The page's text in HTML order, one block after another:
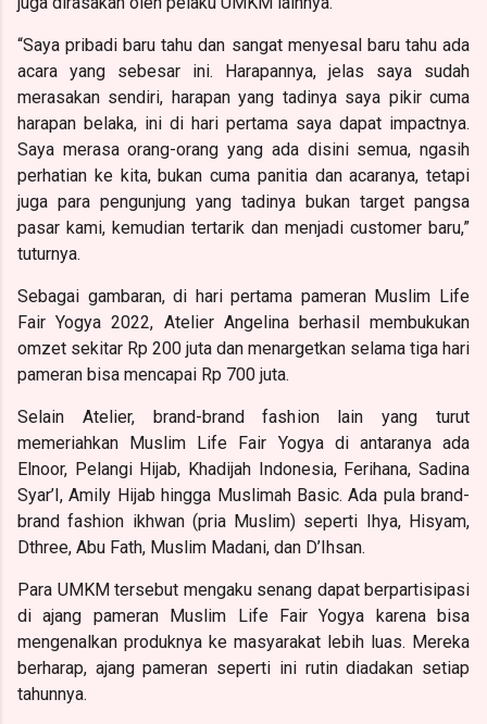
“Saya pribadi baru tahu dan sangat menyesal baru tahu ada
acara yang sebesar ini. Harapannya, jelas saya sudah
merasakan sendiri, harapan yang tadinya saya pikir cuma
harapan belaka, ini di hari pertama saya dapat impactnya.
Saya merasa orang-orang yang ada disini semua, ngasih
perhatian ke kita, bukan cuma panitia dan acaranya, tetapi
juga para pengunjung yang tadinya bukan target pangsa
pasar kami, kemudian tertarik dan menjadi customer baru,”
tuturnya.
Sebagai gambaran, di hari pertama pameran Muslim Life
Fair Yogya 2022, Atelier Angelina berhasil membukukan
omzet sekitar Rp 200 juta dan menargetkan selama tiga hari
pameran bisa mencapai Rp 700 juta.
Selain Atelier, brand-brand fashion lain yang turut
memeriahkan Muslim Life Fair Yogya di antaranya ada
Elnoor, Pelangi Hijab, Khadijah Indonesia, Ferihana, Sadina
Syar’I, Amily Hijab hingga Muslimah Basic. Ada pula brand-
brand fashion ikhwan (pria Muslim) seperti Ihya, Hisyam,
Dthree, Abu Fath, Muslim Madani, dan D’Ihsan.
Para UMKM tersebut mengaku senang dapat berpartisipasi
di ajang pameran Muslim Life Fair Yogya karena bisa
mengenalkan produknya ke masyarakat lebih luas. Mereka
berharap, ajang pameran seperti ini rutin diadakan setiap
tahunnya.